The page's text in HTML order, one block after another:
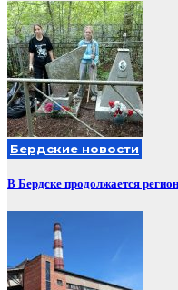
Бердские новости
В Бердске продолжается